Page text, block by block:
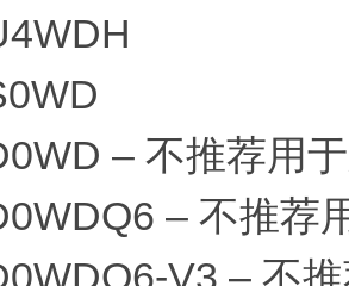
– 不推荐用
– 不推荐
V3 – 不